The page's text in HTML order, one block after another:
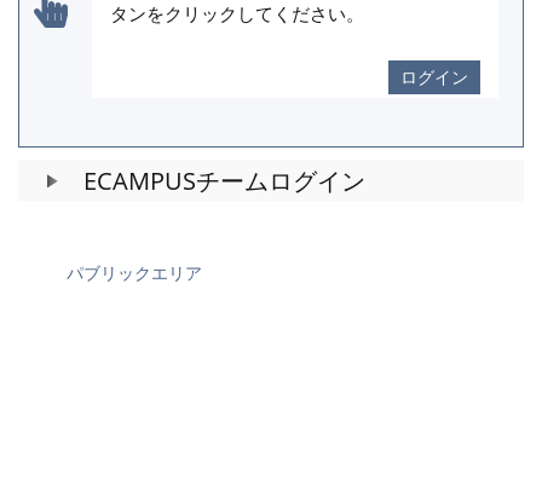
タンをクリックしてください。
ログイン
ECAMPUSチームログイン
パブリックエリア